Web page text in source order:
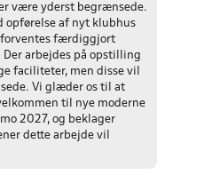
være yderst begrænsede.
opførelse af nyt klubhus
forventes færdiggjort
arbejdes på opstilling
faciliteter, men disse vil
Vi glæder os til at
til nye moderne
2027, og beklager
dette arbejde vil